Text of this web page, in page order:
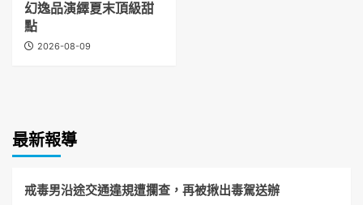
幻逸品演繹夏末頂級甜
點
2026-08-09
最新報導
戒毒男沿途交通違規遭攔查，再被揪出毒駕送辦